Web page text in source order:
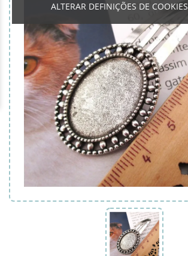
ALTERAR DEFINIÇÕES DE COOKIES